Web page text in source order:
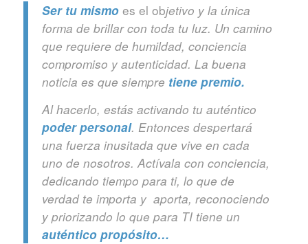
Ser tu mismoes el objetivo y la única
forma de brillar con toda tu luz. Un camino
que requiere de humildad, conciencia
compromiso y autenticidad. La buena
noticia es que siempre tiene premio.
Al hacerlo, estás activando tu auténtico
poder personal. Entonces despertará
una fuerza inusitada que vive en cada
uno de nosotros. Actívala con conciencia,
dedicando tiempo para ti, lo que de
verdad te importa y aporta, reconociendo
y priorizando lo que para TI tiene un
auténtico propósito…